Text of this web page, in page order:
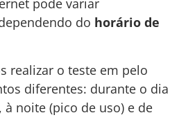
pode variar
do horário de
realizar o teste em pelo
diferentes: durante o dia
noite (pico de uso) e de